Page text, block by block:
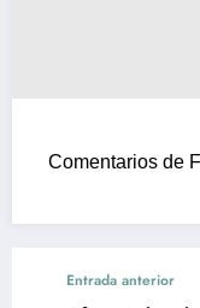
Comentarios de
Entrada anterior